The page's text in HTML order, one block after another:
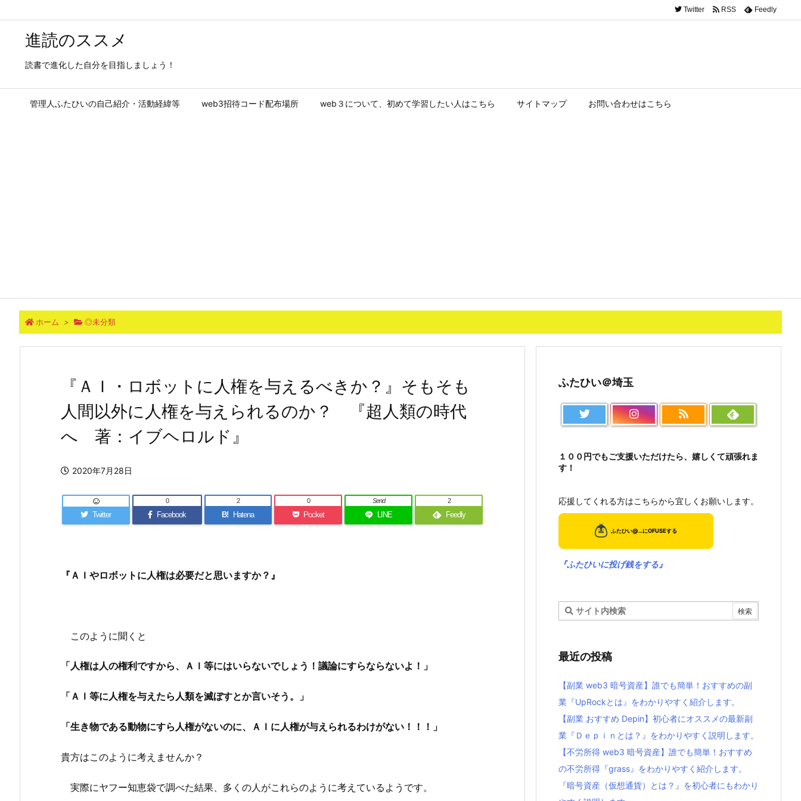
進読のススメ
読書で進化した自分を目指しましょう！
管理人ふたひいの自己紹介・活動経緯等 web3招待コード配布場所 web３について、初めて学習したい人はこちら サイトマップ お問い合わせはこちら
Twitter RSS Feedly
ホーム > ◎未分類
『ＡＩ・ロボットに人権を与えるべきか？』そもそも
人間以外に人権を与えられるのか？ 『超人類の時代
へ 著：イブヘロルド』
2020年7月28日
Twitter Facebook
0
B! Hatena
2
Pocket
0
LINE
Send
Feedly
2
『ＡＩやロボットに人権は必要だと思いますか？』
このように聞くと
「人権は人の権利ですから、ＡＩ等にはいらないでしょう！議論にすらならないよ！」
「ＡＩ等に人権を与えたら人類を滅ぼすとか言いそう。」
「生き物である動物にすら人権がないのに、ＡＩに人権が与えられるわけがない！！！」
貴方はこのように考えませんか？
実際にヤフー知恵袋で調べた結果、多くの人がこれらのように考えているようです。
ふたひい＠埼玉
１００円でもご支援いただけたら、嬉しくて頑張れま
す！
応援してくれる方はこちらから宜しくお願いします。
『ふたひいに投げ銭をする』
最近の投稿
【副業 web3 暗号資産】誰でも簡単！おすすめの副
業『UpRockとは』をわかりやすく紹介します。
【副業 おすすめ Depin】初心者にオススメの最新副
業『Ｄｅｐｉｎとは？』をわかりやすく説明します。
【不労所得 web3 暗号資産】誰でも簡単！おすすめ
の不労所得『grass』をわかりやすく紹介します。
『暗号資産（仮想通貨）とは？』を初心者にもわかり